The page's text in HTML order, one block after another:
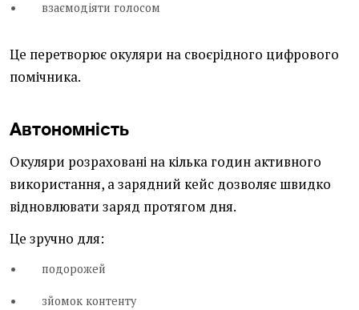
взаємодіяти голосом
Це перетворює окуляри на своєрідного цифрового
помічника.
Автономність
Окуляри розраховані на кілька годин активного
використання, а зарядний кейс дозволяє швидко
відновлювати заряд протягом дня.
Це зручно для:
подорожей
зйомок контенту